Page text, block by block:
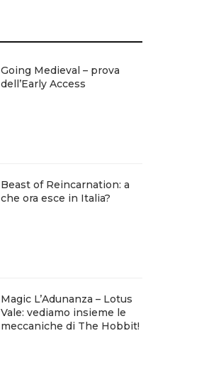
Going Medieval – prova
dell’Early Access
Beast of Reincarnation: a
che ora esce in Italia?
Magic L’Adunanza – Lotus
Vale: vediamo insieme le
meccaniche di The Hobbit!